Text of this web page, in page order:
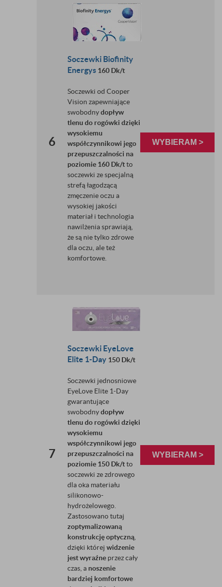
6
Soczewki Biofinity
Energys 160 Dk/t
Soczewki od Cooper
Vision zapewniające
swobodnydopływ
tlenu do rogówki dzięki
wysokiemu
współczynnikowi jego
przepuszczalności na
poziomie 160 Dk/tto
soczewki ze specjalną
strefą łagodzącą
zmęczenie oczu a
wysokiej jakości
materiał i technologia
nawilżenia sprawiają,
że są nie tylko zdrowe
dla oczu, ale też
komfortowe.
WYBIERAM >
7
Soczewki EyeLove
Elite 1-Day 150 Dk/t
Soczewki jednosniowe
EyeLove Elite 1-Day
gwarantujące
swobodnydopływ
tlenu do rogówki dzięki
wysokiemu
współczynnikowi jego
przepuszczalności na
poziomie 150 Dk/tto
soczewki ze zdrowego
dla oka materiału
silikonowo-
hydrożelowego.
Zastosowano tutaj
zoptymalizowaną
konstrukcję optyczną
dzięki której widzenie
jest wyraźne przez cały
czas, a noszenie
bardziej komfortowe
WYBIERAM >